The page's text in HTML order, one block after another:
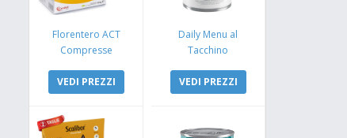
Florentero ACT
Compresse
VEDI PREZZI
Daily Menu al
Tacchino
VEDI PREZZI